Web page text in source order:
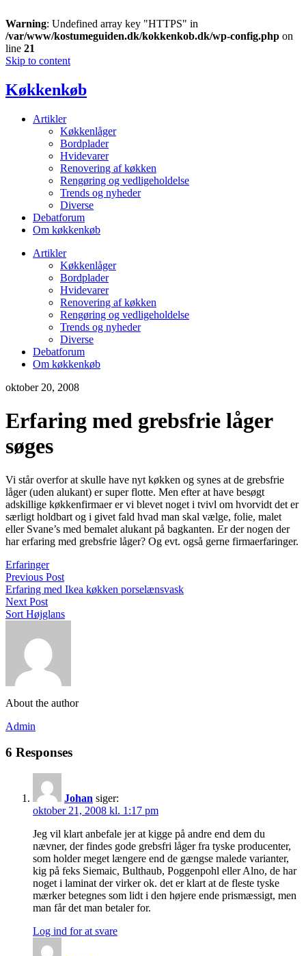
Warning: Undefined array key "HTTPS" in
/var/www/kostumeguiden.dk/kokkenkob.dk/wp-config.php on
line 21
Skip to content
Køkkenkøb
Artikler
Køkkenlåger
Bordplader
Hvidevarer
Renovering af køkken
Rengøring og vedligeholdelse
Trends og nyheder
Diverse
Debatforum
Om køkkenkøb
Artikler
Køkkenlåger
Bordplader
Hvidevarer
Renovering af køkken
Rengøring og vedligeholdelse
Trends og nyheder
Diverse
Debatforum
Om køkkenkøb
oktober 20, 2008
Erfaring med grebsfrie låger
søges
Vi står overfor at skulle have nyt køkken og synes at de grebsfrie
låger (uden alukant) er super flotte. Men efter at have besøgt
adskillige køkkenfirmaer er vi blevet noget i tvivl om hvorvidt det er
særligt holdbart og i givet fald hvad man skal vælge, folie, malet
eller Svane’s med bemalet alukant på bagkanten. Er der nogen der
har erfaring med grebsfrie låger? Og evt. også gerne firmaerfaringer.
Erfaringer
Previous Post
Erfaring med Ikea køkken porselænsvask
Next Post
Sort Højglans
About the author
Admin
6 Responses
Johan siger:
oktober 21, 2008 kl. 1:17 pm
Jeg vil klart anbefale jer at kigge på andre end dem du
nævner, der findes gode grebsfri låger fra tyske producenter,
som holder meget længere end de gængse malede varianter,
kig på feks Siemaic, Bulthaub, Poggenpohl eller Alno, de har
noget i laminat der virker ok. det er klart at de fleste tyske
mærker betegnes som lidt i den højere ende prismæssigt, men
man får det man betaler for.
Log ind for at svare